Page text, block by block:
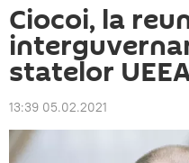
Ciocoi, la
statelor
13:39 05.02.2021